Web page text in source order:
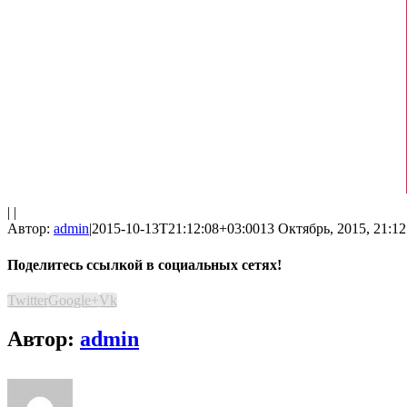
| |
Автор: admin|2015-10-13T21:12:08+03:0013 Октябрь, 2015, 21:12
Поделитесь ссылкой в социальных сетях!
TwitterGoogle+Vk
Автор: admin